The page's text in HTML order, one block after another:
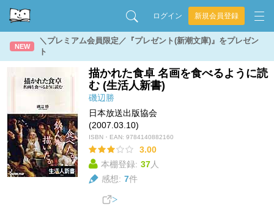
ログイン 新規会員登録
NEW
＼プレミアム会員限定／『プレゼント(新潮文庫)』をプレゼン
ト
描かれた食卓 名画を食べるように読
む (生活人新書)
磯辺勝
日本放送出版協会
(2007.03.10)
ISBN・EAN: 9784140882160
3.00
本棚登録: 37人
感想: 7件